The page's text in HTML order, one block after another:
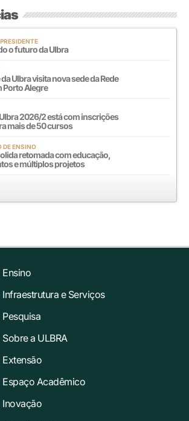
o futuro da Ulbra
Ulbra visita nova sede da Rede
Porto Alegre
2026/2 está com inscrições
mais de 50 cursos
DE ENSINO
retomada com educação,
e múltiplos projetos
Ensino
Infraestrutura e Serviços
Pesquisa
Sobre a ULBRA
Extensão
Espaço Acadêmico
Inovação